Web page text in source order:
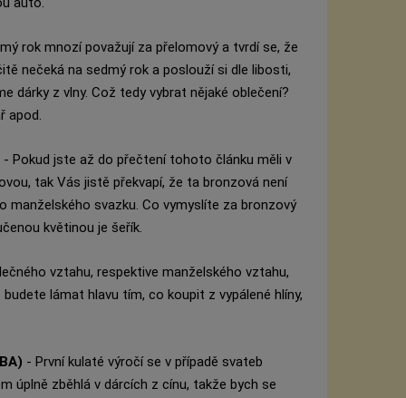
rok mnozí považují za přelomový a tvrdí se, že
nečeká na sedmý rok a poslouží si dle libosti,
dárky z vlny. Což tedy vybrat nějaké oblečení?
apod.
- Pokud jste až do přečtení tohoto článku měli v
tak Vás jistě překvapí, že ta bronzová není
manželského svazku. Co vymyslíte za bronzový
květinou je šeřík.
vztahu, respektive manželského vztahu,
lámat hlavu tím, co koupit z vypálené hlíny,
- První kulaté výročí se v případě svateb
úplně zběhlá v dárcích z cínu, takže bych se